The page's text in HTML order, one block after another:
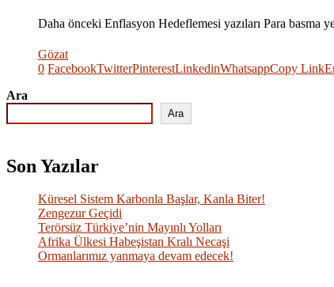
Daha önceki Enflasyon Hedeflemesi yazıları Para
Gözat
0 FacebookTwitterPinterestLinkedinWhatsappCopy Link
Ara
Ara
Son Yazılar
Küresel Sistem Karbonla Başlar, Kanla Biter!
Zengezur Geçidi
Terörsüz Türkiye’nin Mayınlı Yolları
Afrika Ülkesi Habeşistan Kralı Necaşi
Ormanlarımız yanmaya devam edecek!